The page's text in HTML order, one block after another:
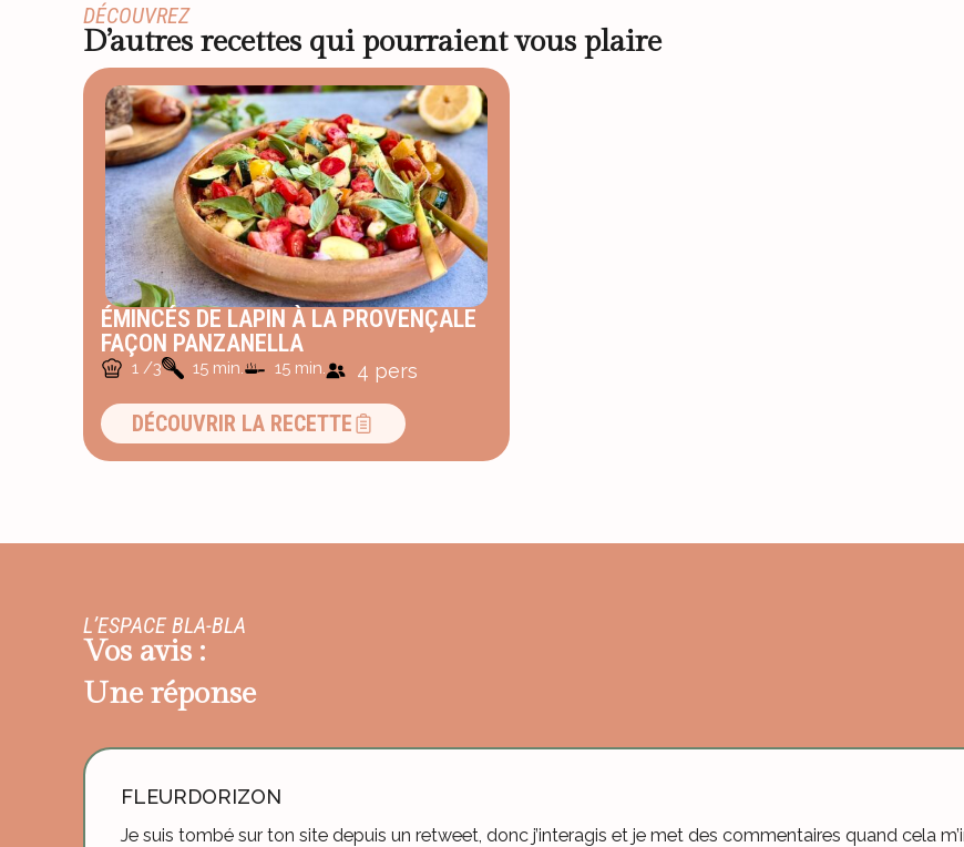
DÉCOUVREZ
D’autres recettes qui pourraient vous plaire
ÉMINCÉS DE LAPIN À LA PROVENÇALE
FAÇON PANZANELLA
1 /3 15 min. 15 min. 4 pers
DÉCOUVRIR LA RECETTE
L’ESPACE BLA-BLA
Vos avis :
Une réponse
FLEURDORIZON
Je suis tombé sur ton site depuis un retweet, donc j’interagis et je met des commentaires quand cela